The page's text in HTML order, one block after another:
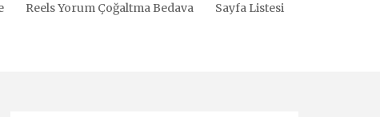
Reels Yorum Çoğaltma Bedava Sayfa Listesi